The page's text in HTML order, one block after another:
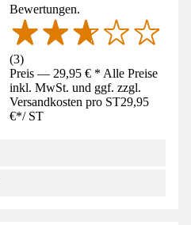
Bewertungen.
(3)
Preis — 29,95 € * Alle Preise
inkl. MwSt. und ggf. zzgl.
Versandkosten pro ST29,95
€*/ ST